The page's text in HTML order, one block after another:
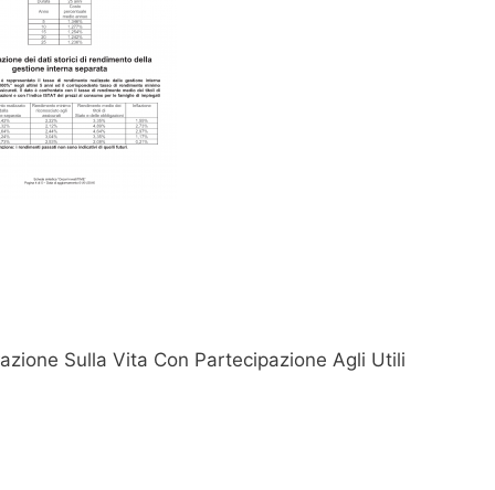
Sulla Vita Con Partecipazione Agli Utili